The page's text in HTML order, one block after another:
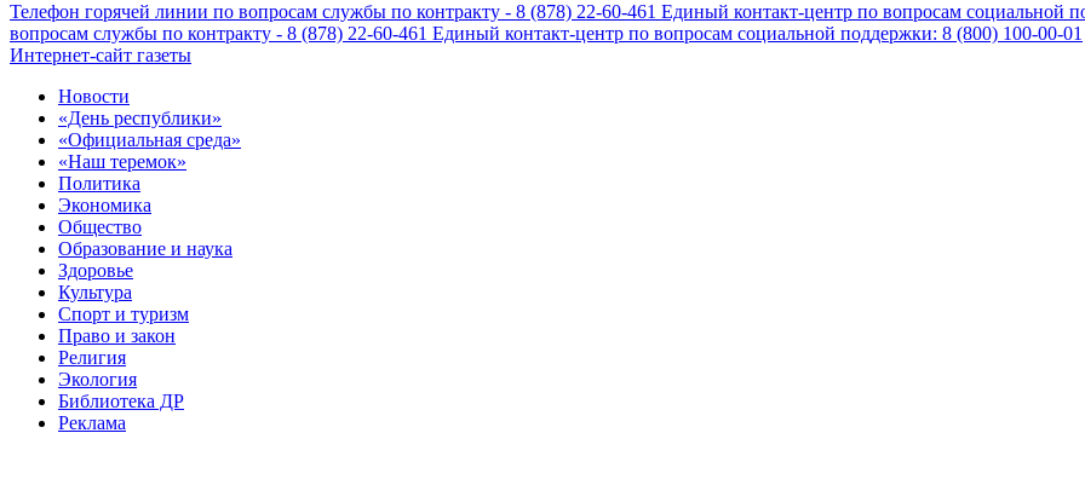
Телефон горячей линии по вопросам службы по контракту - 8 (878) 22-60-461 Единый контакт-центр по вопросам социальной
вопросам службы по контракту - 8 (878) 22-60-461 Единый контакт-центр по вопросам социальной поддержки: 8 (800) 100-00-01
Интернет-сайт газеты
Новости
«День республики»
«Официальная среда»
«Наш теремок»
Политика
Экономика
Общество
Образование и наука
Здоровье
Культура
Спорт и туризм
Право и закон
Религия
Экология
Библиотека ДР
Реклама